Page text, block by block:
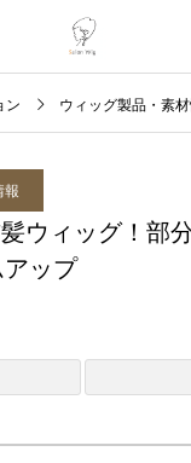
ン ウィッグ製品・素
報
ウィッグ！部
ップ